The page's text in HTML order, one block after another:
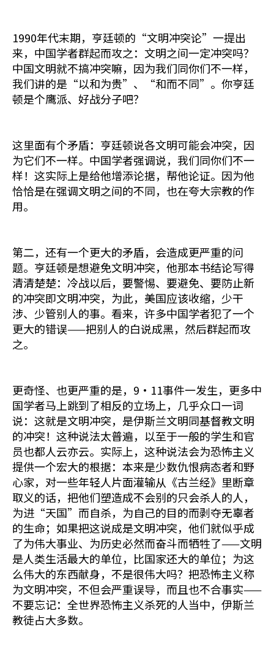
1990年代末期，亨廷顿的“文明冲突论”一提出
来，中国学者群起而攻之：文明之间一定冲突吗？
中国文明就不搞冲突嘛，因为我们同你们不一样，
我们讲的是“以和为贵”、“和而不同”。你亨廷
顿是个鹰派、好战分子吧？
这里面有个矛盾：亨廷顿说各文明可能会冲突，因
为它们不一样。中国学者强调说，我们同你们不一
样！这实际上是给他增添论据，帮他论证。因为他
恰恰是在强调文明之间的不同，也在夸大宗教的作
用。
第二，还有一个更大的矛盾，会造成更严重的问
题。亨廷顿是想避免文明冲突，他那本书结论写得
清清楚楚：冷战以后，要警惕、要避免、要防止新
的冲突即文明冲突，为此，美国应该收缩，少干
涉、少管别人的事。看来，许多中国学者犯了一个
更大的错误——把别人的白说成黑，然后群起而攻
之。
更奇怪、也更严重的是，9·11事件一发生，更多中
国学者马上跳到了相反的立场上，几乎众口一词
说：这就是文明冲突，是伊斯兰文明同基督教文明
的冲突！这种说法太普遍，以至于一般的学生和官
员也都人云亦云。实际上，这种说法会为恐怖主义
提供一个宏大的根据：本来是少数仇恨病态者和野
心家，对一些年轻人片面灌输从《古兰经》里断章
取义的话，把他们塑造成不会别的只会杀人的人，
为进“天国”而自杀，为自己的目的而剥夺无辜者
的生命；如果把这说成是文明冲突，他们就似乎成
了为伟大事业、为历史必然而奋斗而牺牲了——文明
是人类生活最大的单位，比国家还大的单位；为这
么伟大的东西献身，不是很伟大吗？把恐怖主义称
为文明冲突，不但会严重误导，而且也不合事实——
不要忘记：全世界恐怖主义杀死的人当中，伊斯兰
教徒占大多数。